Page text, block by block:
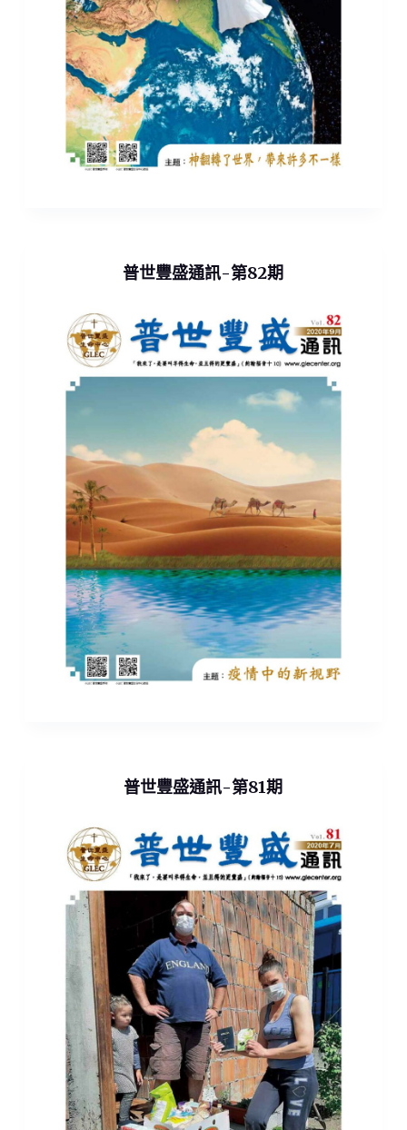
普世豐盛通訊-第82期
普世豐盛通訊-第81期